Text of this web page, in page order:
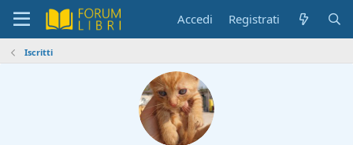
Accedi Registrati
Iscritti